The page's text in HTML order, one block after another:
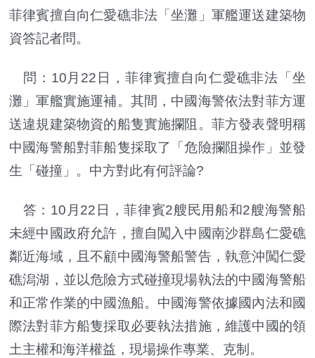
菲律賓擅自向仁愛礁非法「坐灘」軍艦運送建築物
資答記者問。
問：10月22日，菲律賓擅自向仁愛礁非法「坐
灘」軍艦實施運補。其間，中國海警依法對菲方運
送違規建築物資的船隻實施攔阻。菲方發表聲明稱
中國海警船對菲船隻採取了「危險攔阻操作」並發
生「碰撞」。中方對此有何評論?
答：10月22日，菲律賓2艘民用船和2艘海警船
未經中國政府允許，擅自闖入中國南沙群島仁愛礁
鄰近海域，且不顧中國海警船警告，執意沖闖仁愛
礁潟湖，並以危險方式碰撞現場執法的中國海警船
和正常作業的中國漁船。中國海警依據國內法和國
際法對菲方船隻採取必要執法措施，維護中國的領
土主權和海洋權益，現場操作專業、克制。